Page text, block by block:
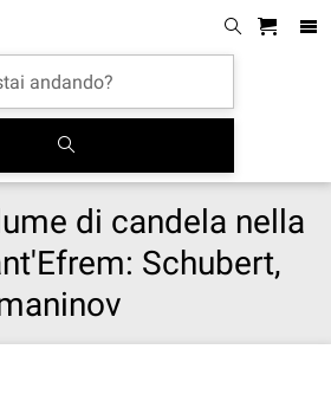
di candela nella
Schubert,